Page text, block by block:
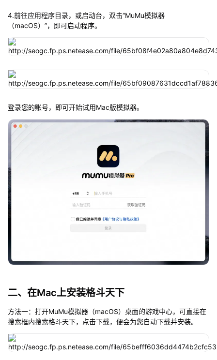
4.前往应用程序目录，或启动台，双击“MuMu模拟器
（macOS）”，即可启动程序。
登录您的账号，即可开始试用Mac版模拟器。
二、在Mac上安装格斗天下
方法一：打开MuMu模拟器（macOS）桌面的游戏中心，可直接在
搜索框内搜索格斗天下，点击下载，便会为您自动下载并安装。